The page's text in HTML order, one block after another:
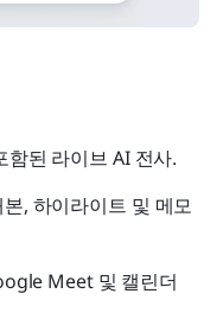
함된 라이브 AI 전사.
, 하이라이트 및 메모
Meet 및 캘린더